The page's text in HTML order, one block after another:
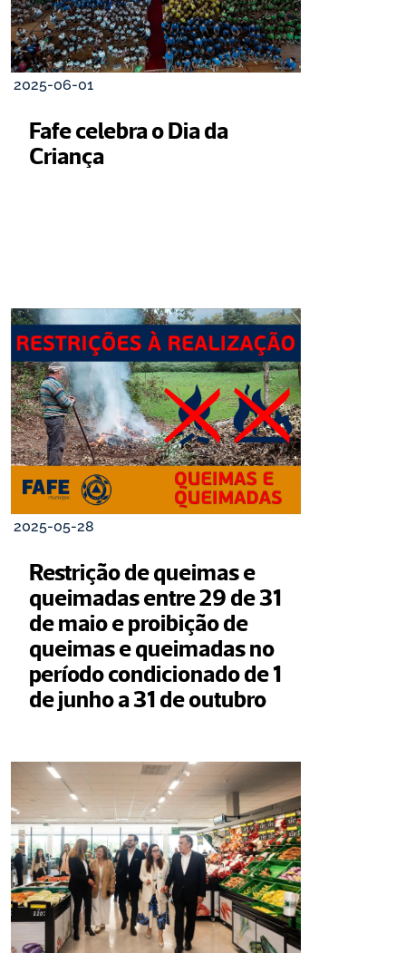
2025-06-01
Fafe celebra o Dia da
Criança
2025-05-28
Restrição de queimas e
queimadas entre 29 de 31
de maio e proibição de
queimas e queimadas no
período condicionado de 1
de junho a 31 de outubro